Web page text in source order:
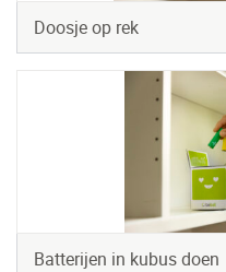
Doosje op rek
Batterijen in kubus doen